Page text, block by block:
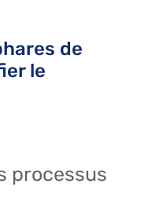
de
le
processus